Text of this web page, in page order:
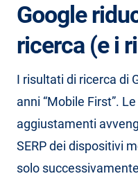
Google
ricerca (e i
I risultati di ricerca di
anni “Mobile First”.
aggiustamenti
SERP dei dispositivi
solo